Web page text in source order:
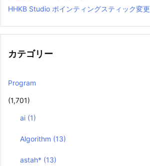
HHKB Studio ポインティングスティック変更
カテゴリー
Program
(1,701)
ai (1)
Algorithm (13)
astah* (13)